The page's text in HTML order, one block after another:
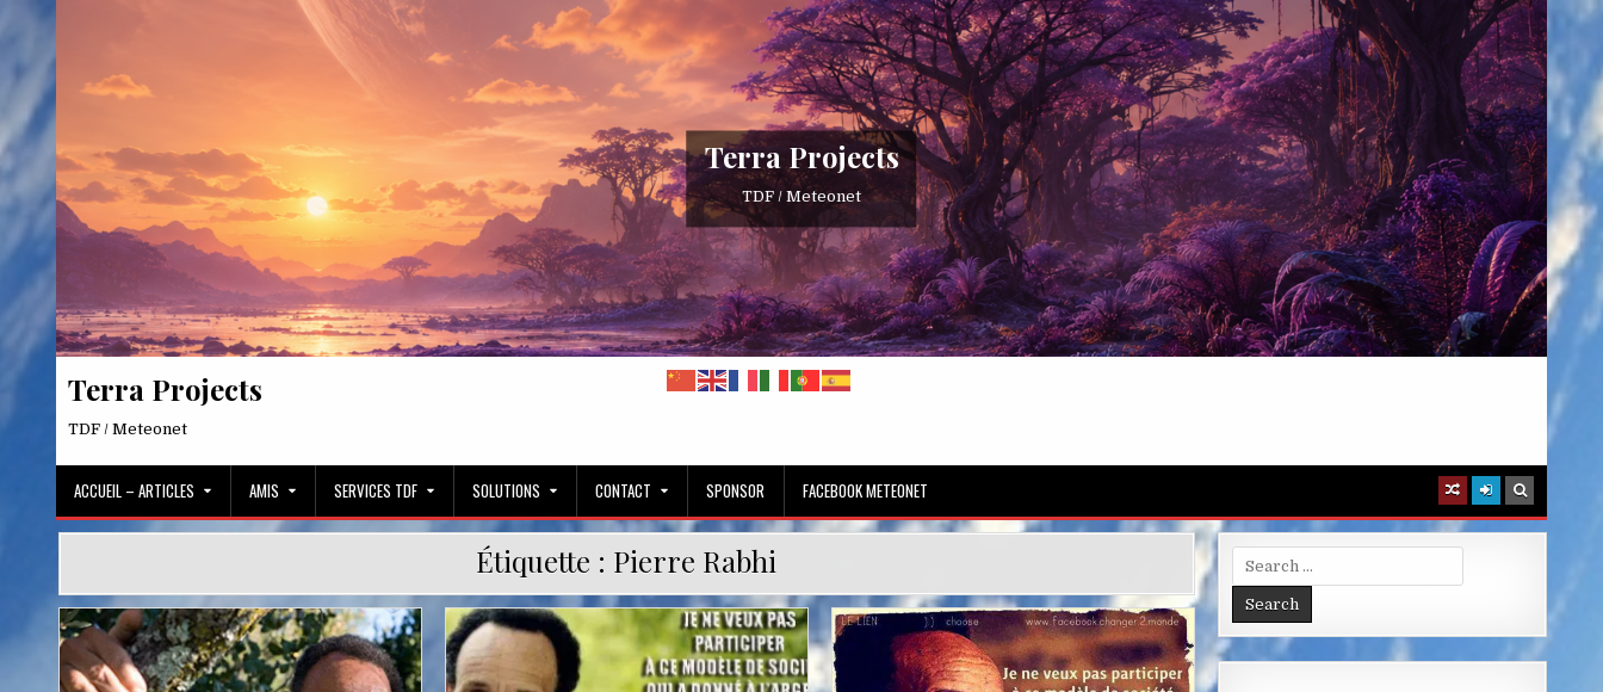
content
Terra Projects
TDF / Meteonet
Terra Projects
TDF / Meteonet
ACCUEIL – ARTICLES AMIS SERVICES TDF SOLUTIONS CONTACT SPONSOR FACEBOOK METEONET
Étiquette : Pierre Rabhi
Posted
Posted
Posted
Search
for: